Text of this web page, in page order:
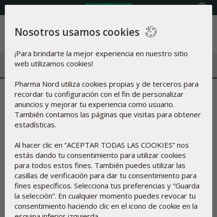
Menú
Apoyo nutricional en terapias
con GLP-1
Ponente
Nosotros usamos cookies
¡Para brindarte la mejor experiencia en nuestro sitio
web utilizamos cookies!
Pharma Nord utiliza cookies propias y de terceros para
recordar tu configuración con el fin de personalizar
anuncios y mejorar tu experiencia como usuario.
También contamos las páginas que visitas para obtener
estadísticas.
Al hacer clic en “ACEPTAR TODAS LAS COOKIES” nos
estás dando tu consentimiento para utilizar cookies
para todos estos fines. También puedes utilizar las
casillas de verificación para dar tu consentimiento para
fines específicos. Selecciona tus preferencias y “Guarda
la selección”. En cualquier momento puedes revocar tu
consentimiento haciendo clic en el icono de cookie en la